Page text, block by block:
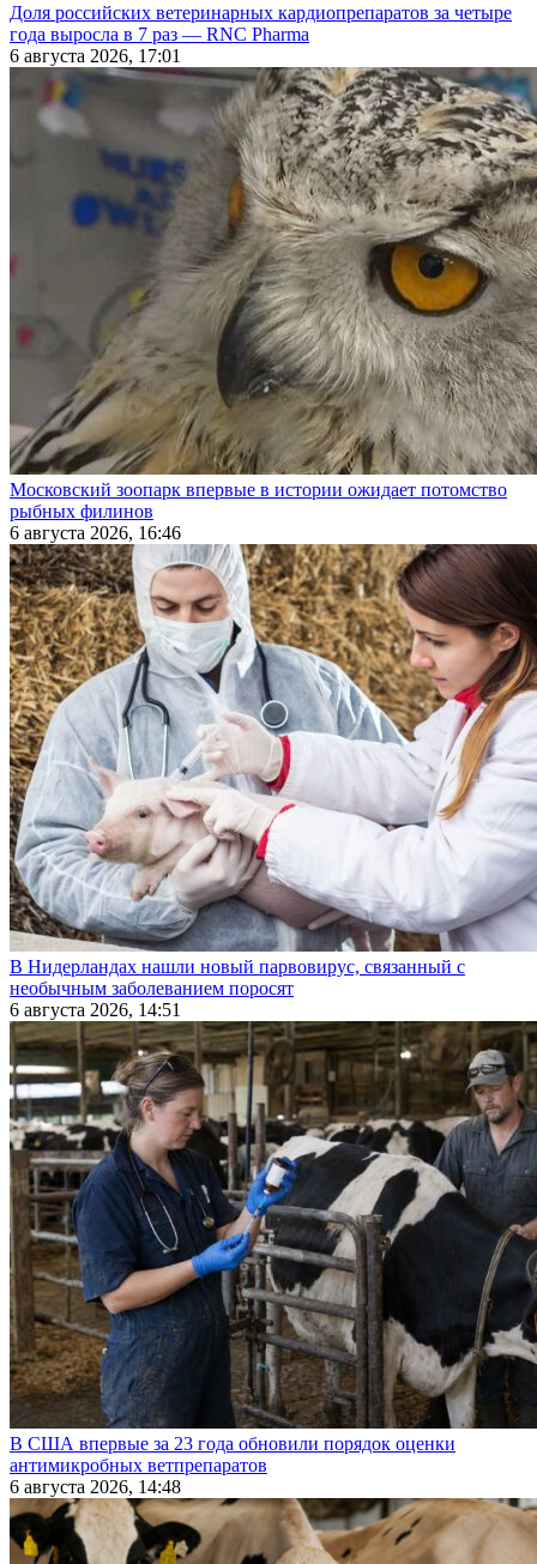
Доля российских ветеринарных кардиопрепаратов за четыре
года выросла в 7 раз — RNC Pharma
6 августа 2026, 17:01
Московский зоопарк впервые в истории ожидает потомство
рыбных филинов
6 августа 2026, 16:46
В Нидерландах нашли новый парвовирус, связанный с
необычным заболеванием поросят
6 августа 2026, 14:51
В США впервые за 23 года обновили порядок оценки
антимикробных ветпрепаратов
6 августа 2026, 14:48